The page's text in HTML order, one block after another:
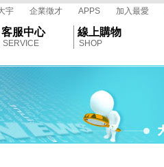
宇 企業徵才 APPS 加入最愛
客服中心
SERVICE
線上購物
SHOP